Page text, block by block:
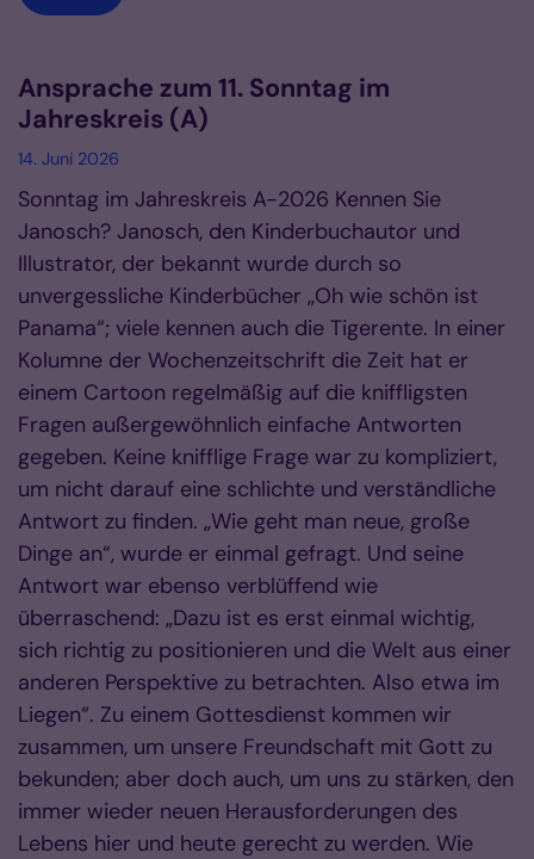
Ansprache zum 11. Sonntag im
Jahreskreis (A)
14. Juni 2026
Sonntag im Jahreskreis A-2026 Kennen Sie
Janosch? Janosch, den Kinderbuchautor und
Illustrator, der bekannt wurde durch so
unvergessliche Kinderbücher „Oh wie schön ist
Panama“; viele kennen auch die Tigerente. In einer
Kolumne der Wochenzeitschrift die Zeit hat er
einem Cartoon regelmäßig auf die kniffligsten
Fragen außergewöhnlich einfache Antworten
gegeben. Keine knifflige Frage war zu kompliziert,
um nicht darauf eine schlichte und verständliche
Antwort zu finden. „Wie geht man neue, große
Dinge an“, wurde er einmal gefragt. Und seine
Antwort war ebenso verblüffend wie
überraschend: „Dazu ist es erst einmal wichtig,
sich richtig zu positionieren und die Welt aus einer
anderen Perspektive zu betrachten. Also etwa im
Liegen“. Zu einem Gottesdienst kommen wir
zusammen, um unsere Freundschaft mit Gott zu
bekunden; aber doch auch, um uns zu stärken, den
immer wieder neuen Herausforderungen des
Lebens hier und heute gerecht zu werden. Wie